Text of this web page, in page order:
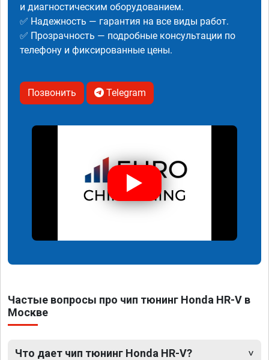
и диагностическим оборудованием.
✅ Надежность — гарантия на все виды работ.
✅ Прозрачность — подробные консультации по
телефону и фиксированные цены.
Позвонить Telegram
Частые вопросы про чип тюнинг Honda HR-V в
Москве
Что дает чип тюнинг Honda HR-V?